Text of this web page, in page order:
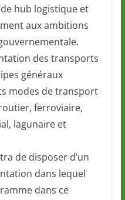
hub logistique et
aux ambitions
des transports
généraux
modes de transport
ferroviaire,
lagunaire et
de disposer d’un
dans lequel
dans ce